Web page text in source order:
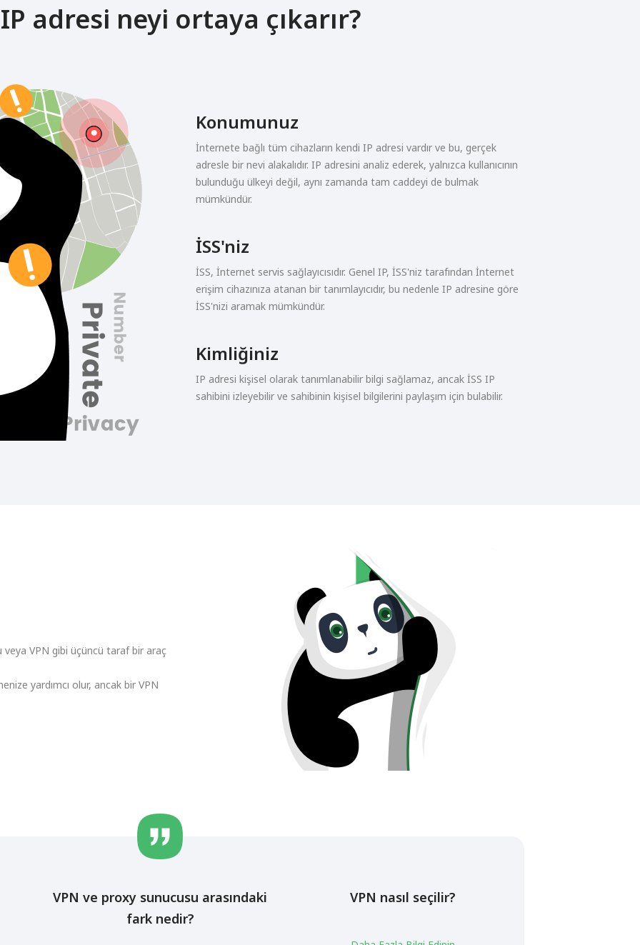
adresi neyi ortaya çıkarır?
Konumunuz
İnternete bağlı tüm cihazların kendi IP adresi vardır ve bu, gerçek
adresle bir nevi alakalıdır. IP adresini analiz ederek, yalnızca kullanıcının
bulunduğu ülkeyi değil, aynı zamanda tam caddeyi de bulmak
mümkündür.
İSS'niz
İSS, İnternet servis sağlayıcısıdır. Genel IP, İSS'niz tarafından İnternet
erişim cihazınıza atanan bir tanımlayıcıdır, bu nedenle IP adresine göre
İSS'nizi aramak mümkündür.
Kimliğiniz
IP adresi kişisel olarak tanımlanabilir bilgi sağlamaz, ancak İSS IP
sahibini izleyebilir ve sahibinin kişisel bilgilerini paylaşım için bulabilir.
veya VPN gibi üçüncü taraf bir araç
yardımcı olur, ancak bir VPN
VPN ve proxy sunucusu arasındaki
fark nedir?
VPN nasıl seçilir?